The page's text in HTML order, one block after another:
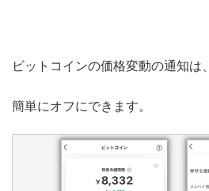
ビットコインの価格変動の通知は、
簡単にオフにできます。